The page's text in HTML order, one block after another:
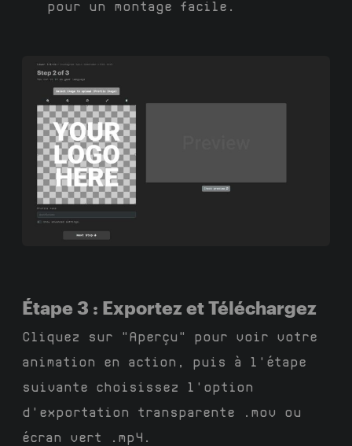
pour un montage facile.
Étape 3 : Exportez et Téléchargez
Cliquez sur "Aperçu" pour voir votre
animation en action, puis à l'étape
suivante choisissez l'option
d'exportation transparente .mov ou
écran vert .mp4.